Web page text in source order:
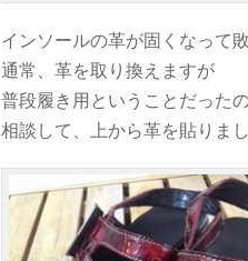
インソールの革が固くなって
通常、革を取り換えますが
普段履き用ということだった
相談して、上から革を貼りまし